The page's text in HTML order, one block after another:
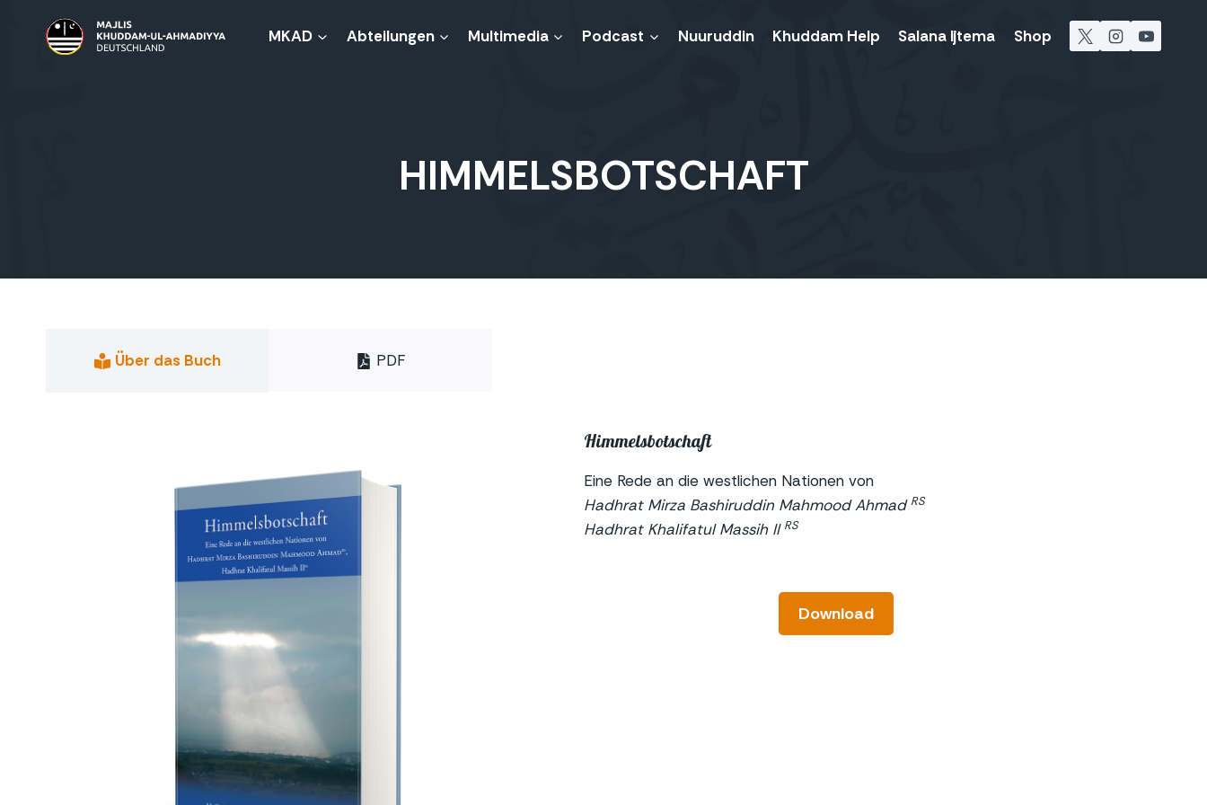
springen
MKAD Abteilungen Multimedia Podcast Nuuruddin Khuddam Help Salana Ijtema Shop
HIMMELSBOTSCHAFT
Über das Buch PDF
Himmelsbotschaft
Eine Rede an die westlichen Nationen von
Hadhrat Mirza Bashiruddin Mahmood Ahmad RS
Hadhrat Khalifatul Massih II RS
Download